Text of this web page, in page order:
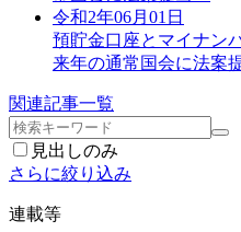
令和2年06月01日
預貯金口座とマイナン
来年の通常国会に法案
関連記事一覧
見出しのみ
さらに絞り込み
連載等